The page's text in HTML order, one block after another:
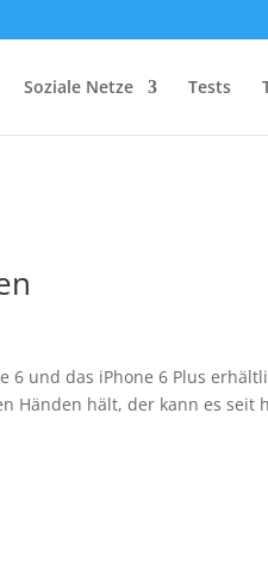
Soziale Netze Tests
6 und das iPhone 6 Plus
Händen hält, der kann es seit